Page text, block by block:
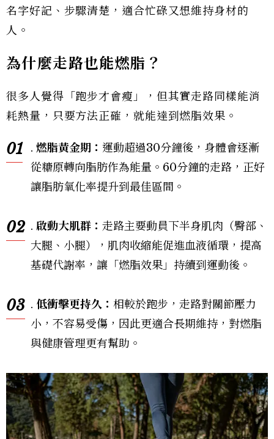
名字好記、步驟清楚，適合忙碌又想維持身材的
人。
為什麼走路也能燃脂？
很多人覺得「跑步才會瘦」，但其實走路同樣能消
耗熱量，只要方法正確，就能達到燃脂效果。
01 . 燃脂黃金期 ： 運動超過30分鐘後，身體會逐漸
從糖原轉向脂肪作為能量。60分鐘的走路，正好
讓脂肪氧化率提升到最佳區間。
02 . 啟動大肌群 ： 走路主要動員下半身肌肉（臀部、
大腿、小腿），肌肉收縮能促進血液循環，提高
基礎代謝率，讓「燃脂效果」持續到運動後。
03 . 低衝擊更持久 ： 相較於跑步，走路對關節壓力
小，不容易受傷，因此更適合長期維持，對燃脂
與健康管理更有幫助。